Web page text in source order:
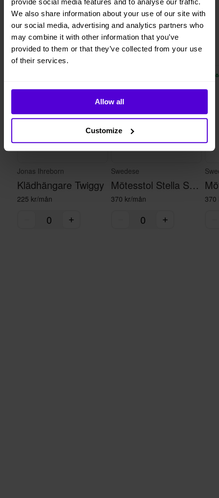
provide social media features and to analyse our traffic.
We also share information about your use of our site with
our social media, advertising and analytics partners who
may combine it with other information that you’ve
provided to them or that they’ve collected from your use
of their services.
Allow all
Customize
Helt flexibelt
uppsägningstid
Liknande produkter
Jonas Ihreborn
Klädhängare Twiggy
225 kr/mån
Swedese
Mötesstol Stella Svart
370 kr/mån 370